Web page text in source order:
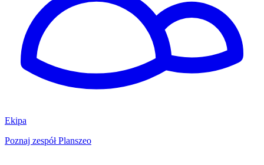
Ekipa
Poznaj zespół Planszeo